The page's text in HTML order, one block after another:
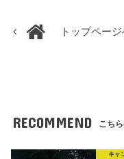
トップペー
RECOMMEND こち
キャ